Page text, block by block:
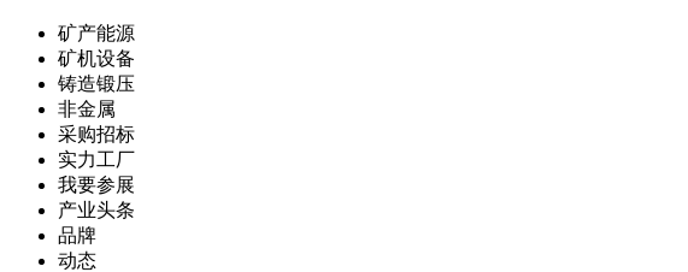
矿产能源
矿机设备
铸造锻压
非金属
采购招标
实力工厂
我要参展
产业头条
品牌
动态